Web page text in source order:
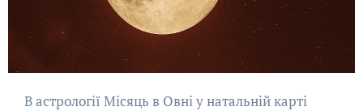
В астрології Місяць в Овні у натальній карті